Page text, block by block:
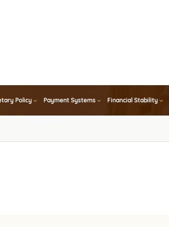
Policy Payment Systems Financial Stability